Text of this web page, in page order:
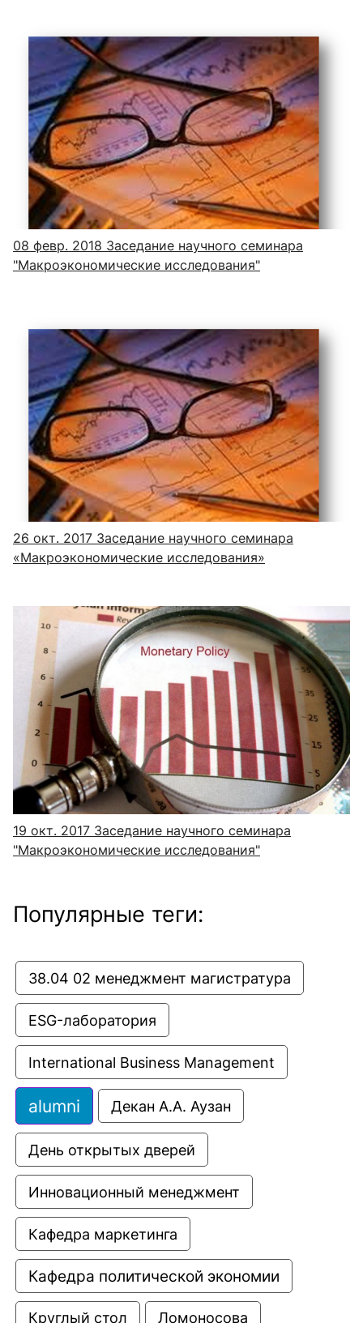
08 февр. 2018 Заседание научного семинара
"Макроэкономические исследования"
26 окт. 2017 Заседание научного семинара
«Макроэкономические исследования»
19 окт. 2017 Заседание научного семинара
"Макроэкономические исследования"
Популярные теги:
38.04 02 менеджмент магистратура
ESG-лаборатория
International Business Management
alumni Декан А.А. Аузан
День открытых дверей
Инновационный менеджмент
Кафедра маркетинга
Кафедра политической экономии
Круглый стол Ломоносова